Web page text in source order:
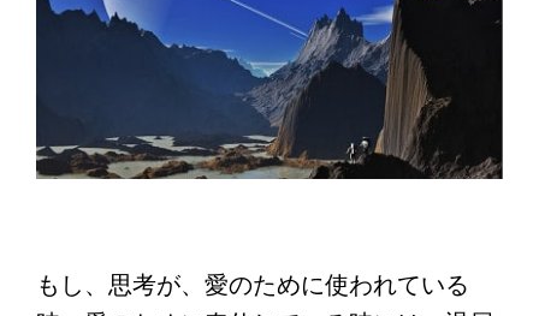
もし、思考が、愛のために使われている